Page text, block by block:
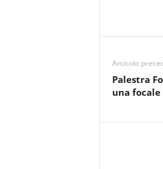
Articolo
Palestra
una focale